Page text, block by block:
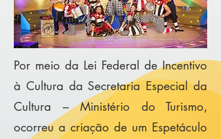
Por meio da Lei Federal de Incentivo
à Cultura da Secretaria Especial da
Cultura – Ministério do Turismo,
ocorreu a criação de um Espetáculo